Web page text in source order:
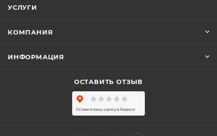
УСЛУГИ
КОМПАНИЯ
ИНФОРМАЦИЯ
ОСТАВИТЬ ОТЗЫВ